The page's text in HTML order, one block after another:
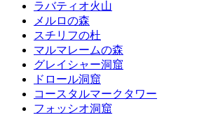
ラバティオ火山
メルロの森
スチリフの杜
マルマレームの森
グレイシャー洞窟
ドロール洞窟
コースタルマークタワー
フォッシオ洞窟